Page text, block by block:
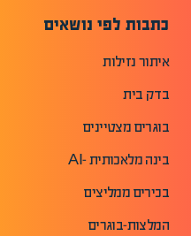
כתבות לפי נושאים
איתור נזילות
בדק בית
בוגרים מצטיינים
בינה מלאכותית -AI
בכירים ממליצים
המלצות-בוגרים